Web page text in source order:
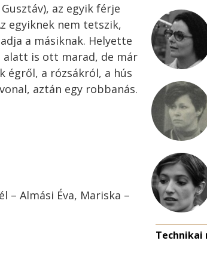
az egyik férje
egyiknek nem tetszik,
a másiknak. Helyette
alatt is ott marad, de már
égről, a rózsákról, a hús
aztán egy robbanás.
– Almási Éva, Mariska –
Technikai